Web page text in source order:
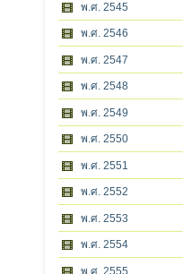
พ.ศ. 2545
พ.ศ. 2546
พ.ศ. 2547
พ.ศ. 2548
พ.ศ. 2549
พ.ศ. 2550
พ.ศ. 2551
พ.ศ. 2552
พ.ศ. 2553
พ.ศ. 2554
พ.ศ. 2555